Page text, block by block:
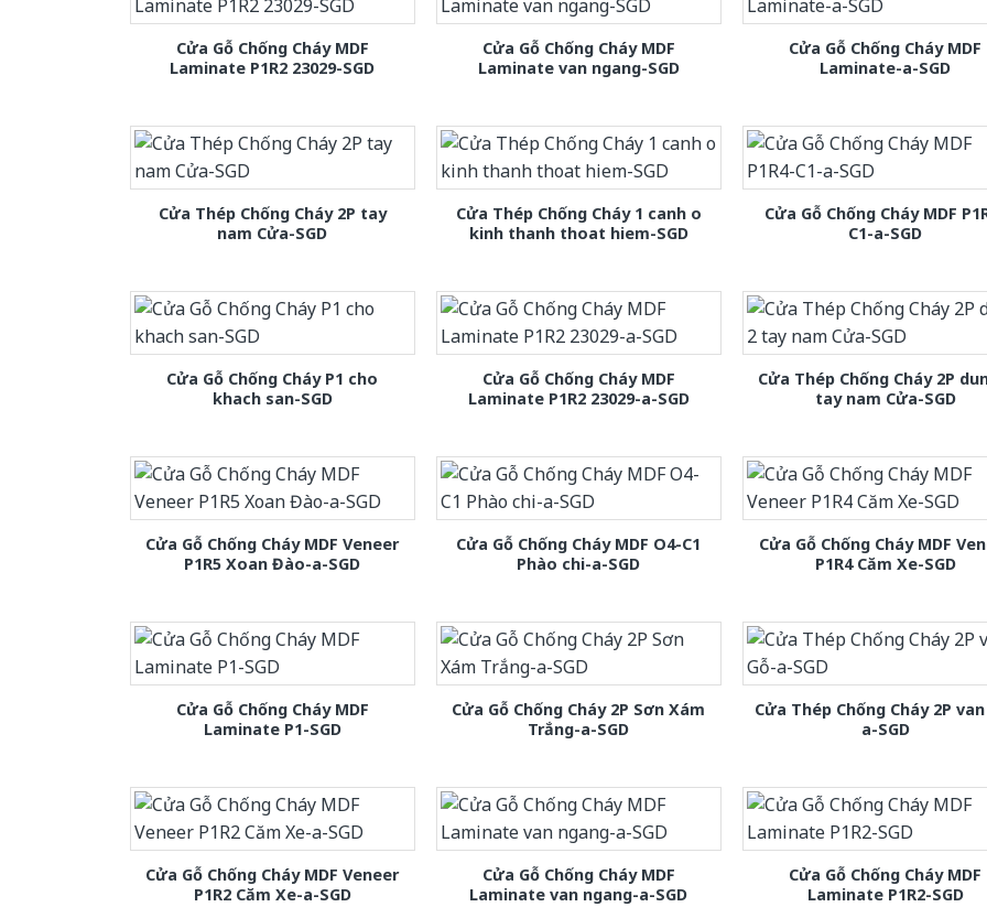
Cửa Gỗ Chống Cháy MDF
Laminate P1R2 23029-SGD
Cửa Gỗ Chống Cháy MDF
Laminate van ngang-SGD
Cửa Gỗ Chống Cháy MDF
Laminate-a-SGD
Cửa Thép Chống Cháy 2P tay
nam Cửa-SGD
Cửa Thép Chống Cháy 1 canh o
kinh thanh thoat hiem-SGD
Cửa Gỗ Chống Cháy MDF
C1-a-SGD
Cửa Gỗ Chống Cháy P1 cho
khach san-SGD
Cửa Gỗ Chống Cháy MDF
Laminate P1R2 23029-a-SGD
Cửa Thép Chống Cháy 2P
tay nam Cửa-SGD
Cửa Gỗ Chống Cháy MDF Veneer
P1R5 Xoan Đào-a-SGD
Cửa Gỗ Chống Cháy MDF O4-C1
Phào chi-a-SGD
Cửa Gỗ Chống Cháy MDF
P1R4 Căm Xe-SGD
Cửa Gỗ Chống Cháy MDF
Laminate P1-SGD
Cửa Gỗ Chống Cháy 2P Sơn Xám
Trắng-a-SGD
Cửa Thép Chống Cháy 2P
a-SGD
Cửa Gỗ Chống Cháy MDF Veneer
P1R2 Căm Xe-a-SGD
Cửa Gỗ Chống Cháy MDF
Laminate van ngang-a-SGD
Cửa Gỗ Chống Cháy MDF
Laminate P1R2-SGD